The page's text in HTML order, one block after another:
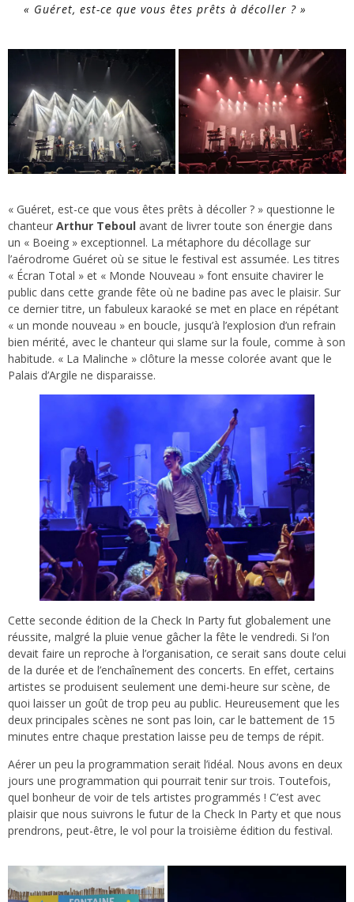
« Guéret, est-ce que vous êtes prêts à décoller ? »
« Guéret, est-ce que vous êtes prêts à décoller ? » questionne le
chanteur Arthur Teboul avant de livrer toute son énergie dans
un « Boeing » exceptionnel. La métaphore du décollage sur
l’aérodrome Guéret où se situe le festival est assumée. Les titres
« Écran Total » et « Monde Nouveau » font ensuite chavirer le
public dans cette grande fête où ne badine pas avec le plaisir. Sur
ce dernier titre, un fabuleux karaoké se met en place en répétant
« un monde nouveau » en boucle, jusqu’à l’explosion d’un refrain
bien mérité, avec le chanteur qui slame sur la foule, comme à son
habitude. « La Malinche » clôture la messe colorée avant que le
Palais d’Argile ne disparaisse.
Cette seconde édition de la Check In Party fut globalement une
réussite, malgré la pluie venue gâcher la fête le vendredi. Si l’on
devait faire un reproche à l’organisation, ce serait sans doute celui
de la durée et de l’enchaînement des concerts. En effet, certains
artistes se produisent seulement une demi-heure sur scène, de
quoi laisser un goût de trop peu au public. Heureusement que les
deux principales scènes ne sont pas loin, car le battement de 15
minutes entre chaque prestation laisse peu de temps de répit.
Aérer un peu la programmation serait l’idéal. Nous avons en deux
jours une programmation qui pourrait tenir sur trois. Toutefois,
quel bonheur de voir de tels artistes programmés ! C’est avec
plaisir que nous suivrons le futur de la Check In Party et que nous
prendrons, peut-être, le vol pour la troisième édition du festival.